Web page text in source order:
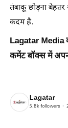
तंबाकू छोड़ना बेहतर
कदम है.
Lagatar Media
कमेंट बॉक्स में
Lagatar
5.8k followers